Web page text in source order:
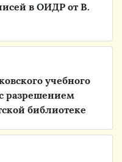
в ОИДР от В.
учебного
разрешением
библиотеке